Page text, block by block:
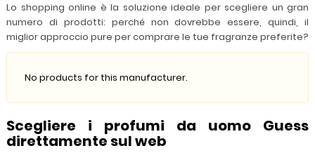
Lo shopping online è la soluzione ideale per scegliere un gran
numero di prodotti: perché non dovrebbe essere, quindi, il
miglior approccio pure per comprare le tue fragranze preferite?
No products for this manufacturer.
Scegliere i profumi da uomo Guess
direttamente sul web